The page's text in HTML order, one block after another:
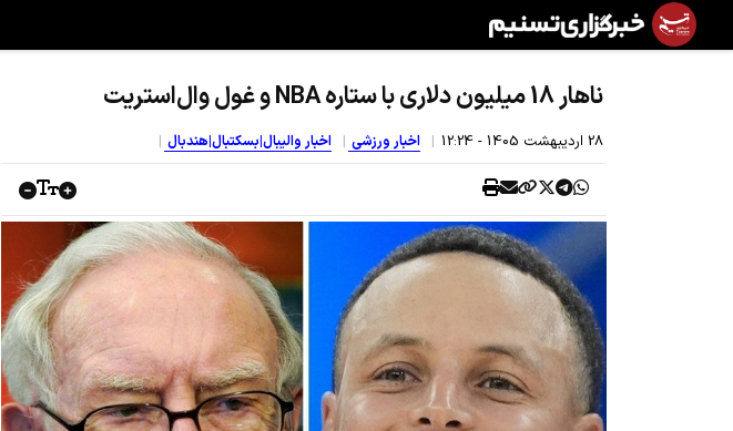
ناهار 18 میلیون دلاری با ستاره NBA و غول وال‌استریت
28 ارديبهشت 1405 - 12:24 اخبار ورزشی اخبار والیبال|بسکتبال|هندبال